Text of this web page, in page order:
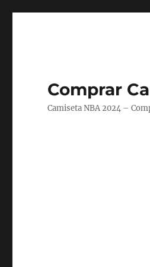
Comprar
Camiseta NBA 2024 –